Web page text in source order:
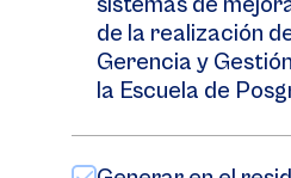
de la realización
Gerencia y
la Escuela de